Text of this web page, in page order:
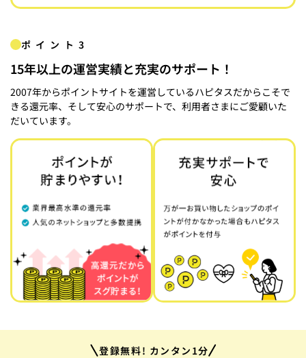
ポイント3
15年以上の運営実績と充実のサポート！
2007年からポイントサイトを運営しているハピタスだからこそで
きる還元率、そして安心のサポートで、利用者さまにご愛顧いた
だいています。
登録無料! カンタン1分